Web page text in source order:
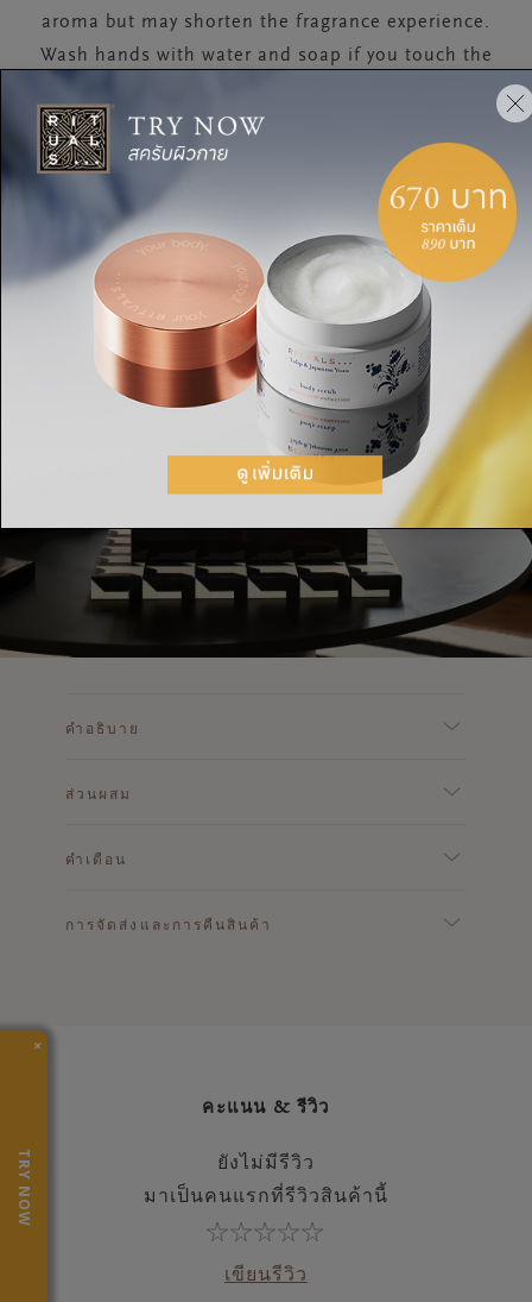
aroma but may shorten the fragrance experience.
Wash hands with water and soap if you touch the
คำอธิบาย
ส่วนผสม
คำเตือน
การจัดส่งและการคืนสินค้า
คะแนน & รีวิว
ยังไม่มีรีวิว
มาเป็นคนแรกที่รีวิวสินค้านี้
เขียนรีวิว
×
TRY NOW